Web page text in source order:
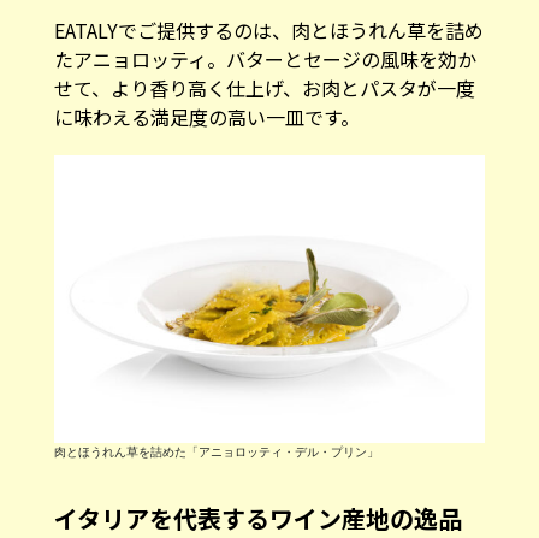
EATALYでご提供するのは、肉とほうれん草を詰め
たアニョロッティ。バターとセージの風味を効か
せて、より香り高く仕上げ、お肉とパスタが一度
に味わえる満足度の高い一皿です。
肉とほうれん草を詰めた「アニョロッティ・デル・プリン」
イタリアを代表するワイン産地の逸品